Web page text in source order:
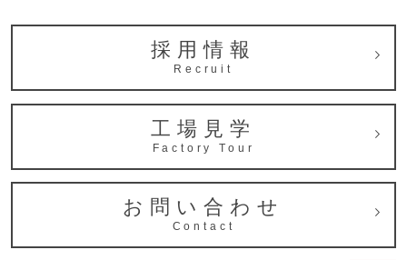
採用情報
Recruit
工場見学
Factory Tour
お問い合わせ
Contact